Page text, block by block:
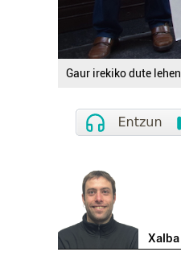
Gaur irekiko dute